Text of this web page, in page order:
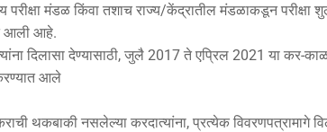
परीक्षा मंडळ किंवा तशाच राज्य/केंद्रातील मंडळाकडून
आली आहे.
दिलासा देण्यासाठी, जुलै 2017 ते एप्रिल 2021 या कर-
आले
थकबाकी नसलेल्या करदात्यांना, प्रत्येक विवरणपत्रामागे